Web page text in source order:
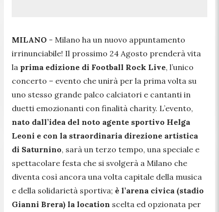
MILANO - Milano ha un nuovo appuntamento
irrinunciabile! Il prossimo 24 Agosto prenderà vita
la prima edizione di Football Rock Live, l’unico
concerto – evento che unirà per la prima volta su
uno stesso grande palco calciatori e cantanti in
duetti emozionanti con finalità charity. L’evento,
nato dall’idea del noto agente sportivo Helga
Leoni e con la straordinaria direzione artistica
di Saturnino, sarà un terzo tempo, una speciale e
spettacolare festa che si svolgerà a Milano che
diventa così ancora una volta capitale della musica
e della solidarietà sportiva; è l’arena civica (stadio
Gianni Brera) la location scelta ed opzionata per